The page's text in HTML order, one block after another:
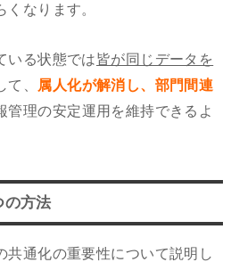
くなります。
いる状態では皆が同じデータを
、 属人化が解消し、部門間連
管理の安定運用を維持できるよ
の方法
共通化の重要性について説明し